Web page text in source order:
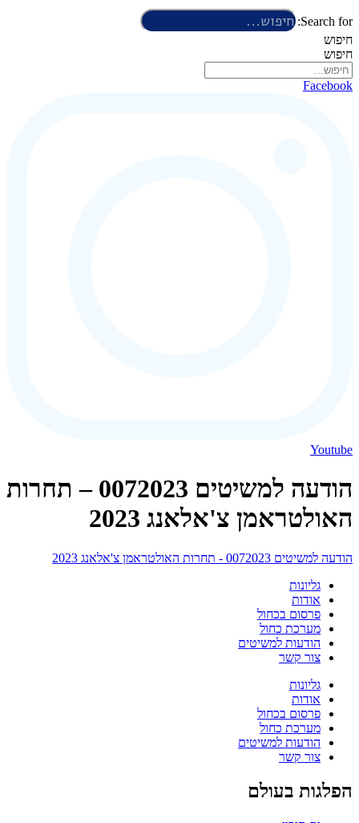
Search for:
חיפוש
חיפוש
Facebook
Youtube
הודעה למשיטים 0072023 – תחרות
האולטראמן צ'אלאנג 2023
הודעה למשיטים 0072023 - תחרות האולטראמן צ'אלאנג 2023
גליונות
אודות
פרסום בכחול
מערכת כחול
הודעות למשיטים
צור קשר
גליונות
אודות
פרסום בכחול
מערכת כחול
הודעות למשיטים
צור קשר
הפלגות בעולם